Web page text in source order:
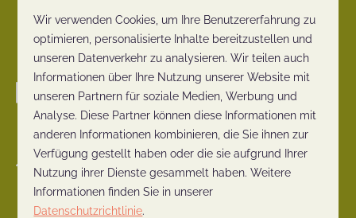
Nieuwe Veenendaalseweg 229-231
3911 MJ Rhenen
Nederland
Wir verwenden Cookies, um Ihre Benutzererfahrung zu
optimieren, personalisierte Inhalte bereitzustellen und
unseren Datenverkehr zu analysieren. Wir teilen auch
Informationen über Ihre Nutzung unserer Website mit
unseren Partnern für soziale Medien, Werbung und
Analyse. Diese Partner können diese Informationen mit
anderen Informationen kombinieren, die Sie ihnen zur
Verfügung gestellt haben oder die sie aufgrund Ihrer
Nutzung ihrer Dienste gesammelt haben. Weitere
Informationen finden Sie in unserer
Datenschutzrichtlinie.